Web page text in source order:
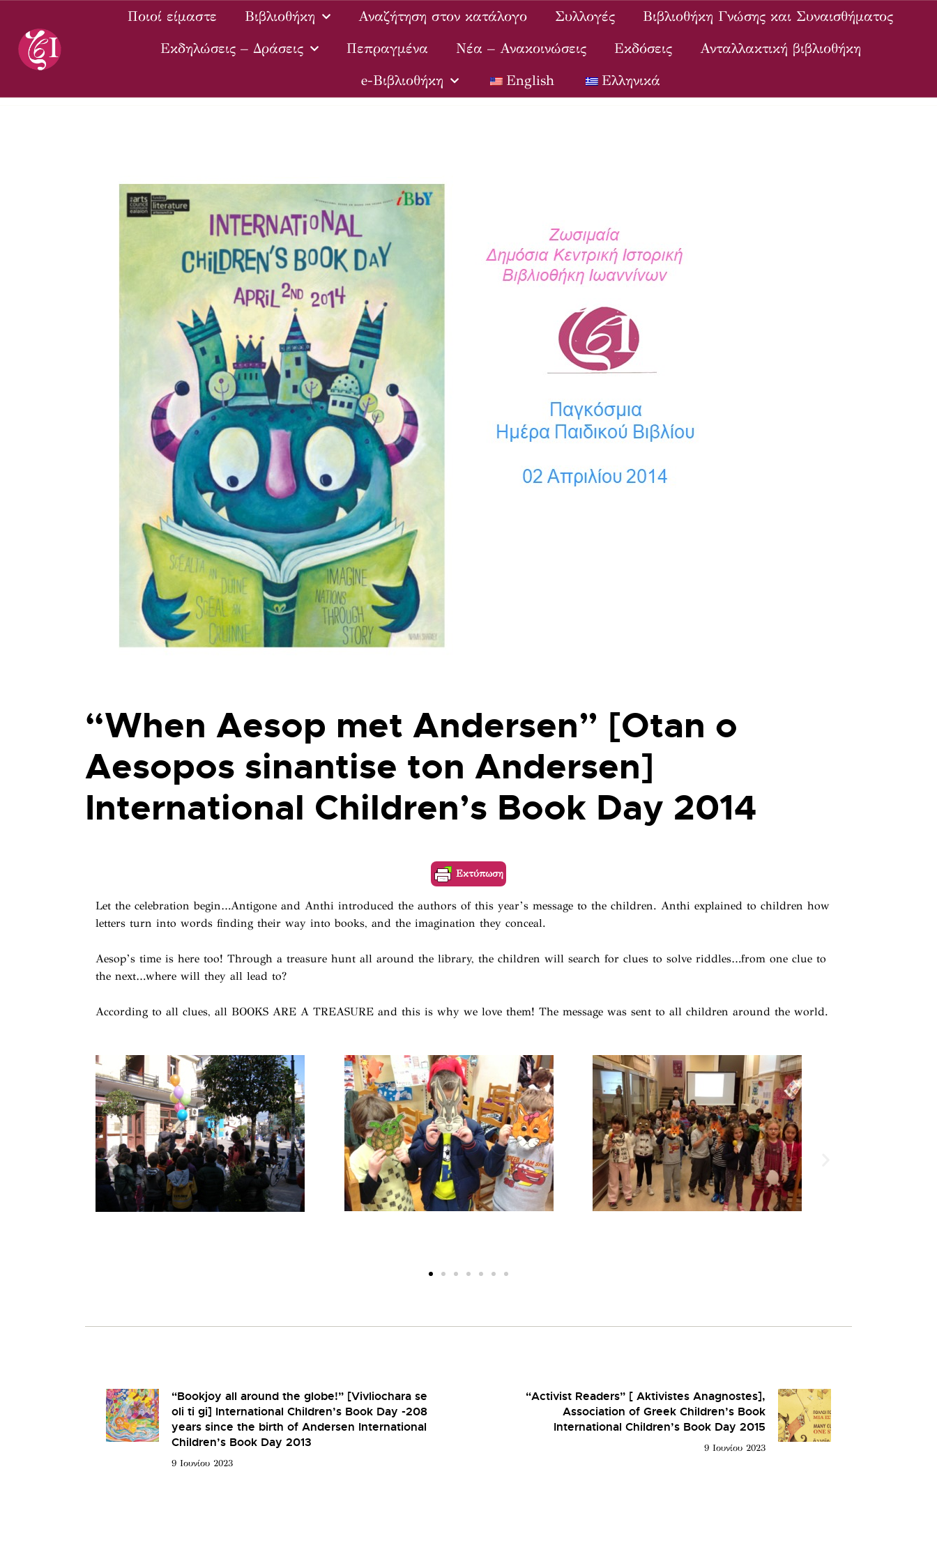
Ποιοί είμαστε Βιβλιοθήκη Αναζήτηση στον κατάλογο Συλλογές
Βιβλιοθήκη Γνώσης και Συναισθήματος
Εκδηλώσεις – Δράσεις
Πεπραγμένα Νέα – Ανακοινώσεις Εκδόσεις
Ανταλλακτική βιβλιοθήκη
e-Βιβλιοθήκη
English Ελληνικά
“When Aesop met Andersen” [Otan o
Aesopos sinantise ton Andersen]
International Children’s Book Day 2014
Εκτύπωση
Let the celebration begin…Antigone and Anthi introduced the authors of this year’s message to the children. Anthi explained to children how
letters turn into words finding their way into books, and the imagination they conceal.
Aesop’s time is here too! Through a treasure hunt all around the library, the children will search for clues to solve riddles…from one clue to
the next…where will they all lead to?
According to all clues, all BOOKS ARE A TREASURE and this is why we love them! The message was sent to all children around the world.
“Bookjoy all around the globe!” [Vivliochara se
oli ti gi] International Children’s Book Day -208
years since the birth of Andersen International
Children’s Book Day 2013
9 Ιουνίου 2023
“Activist Readers” [ Aktivistes Anagnostes],
Association of Greek Children’s Book
International Children’s Book Day 2015
9 Ιουνίου 2023